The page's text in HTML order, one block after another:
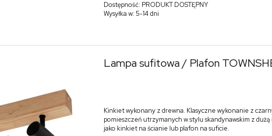
Dostępność: PRODUKT DOSTĘPNY
Wysyłka w:5-14 dni
Lampa sufitowa / Plafon
Kinkiet wykonany z drewna. Klasyczne wykonanie z
pomieszczeń utrzymanych w stylu skandynawskim z
jako kinkiet na ścianie lub plafon na suficie.